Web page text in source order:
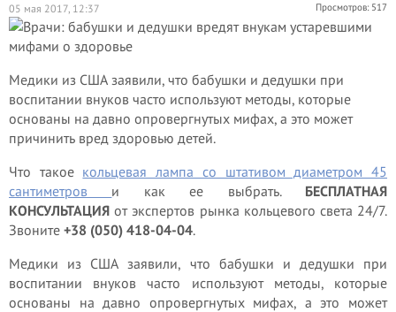
Просмотров: 517
05 мая 2017, 12:37
Медики из США заявили, что бабушки и дедушки при
воспитании внуков часто используют методы, которые
основаны на давно опровергнутых мифах, а это может
причинить вред здоровью детей.
Что такое кольцевая лампа со штативом диаметром 45
сантиметров и как ее выбрать. БЕСПЛАТНАЯ
КОНСУЛЬТАЦИЯ от экспертов рынка кольцевого света 24/7.
Звоните +38 (050) 418-04-04.
Медики из США заявили, что бабушки и дедушки при
воспитании внуков часто используют методы, которые
основаны на давно опровергнутых мифах, а это может